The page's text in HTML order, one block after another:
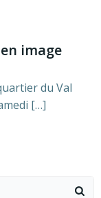
image
du Val
[…]